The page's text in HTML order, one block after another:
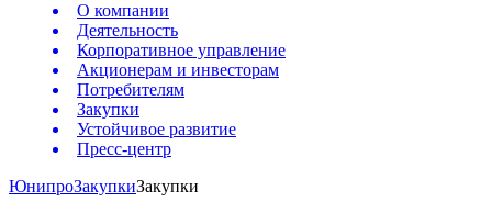
О компании
Деятельность
Корпоративное управление
Акционерам и инвесторам
Потребителям
Закупки
Устойчивое развитие
Пресс-центр
ЮнипроЗакупкиЗакупки